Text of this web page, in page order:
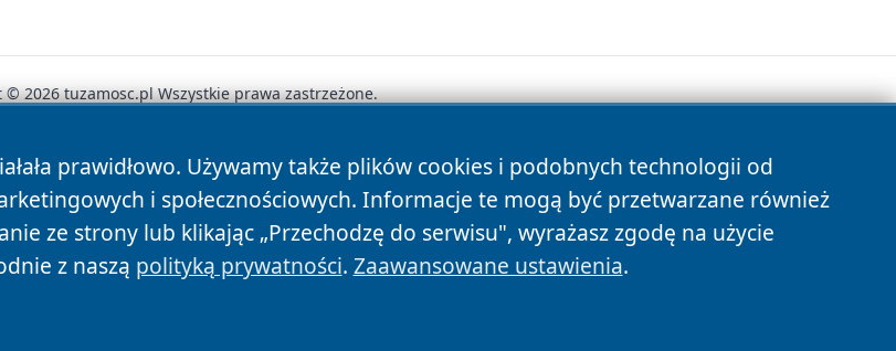
prawidłowo. Używamy także plików cookies i podobnych technologii od
i społecznościowych. Informacje te mogą być przetwarzane również
ze strony lub klikając „Przechodzę do serwisu", wyrażasz zgodę na użycie
z naszą polityką prywatności. Zaawansowane ustawienia.
© 2026 tuzamosc.pl Wszystkie prawa zastrzeżone.
Polityka Prywatności Polityka Cookies